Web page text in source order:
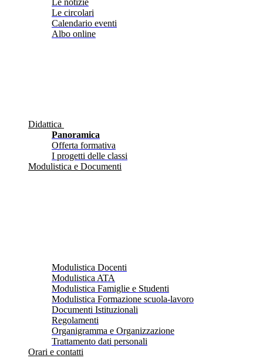
Le notizie
Le circolari
Calendario eventi
Albo online
Didattica
Panoramica
Offerta formativa
I progetti delle classi
Modulistica e Documenti
Modulistica Docenti
Modulistica ATA
Modulistica Famiglie e Studenti
Modulistica Formazione scuola-lavoro
Documenti Istituzionali
Regolamenti
Organigramma e Organizzazione
Trattamento dati personali
Orari e contatti